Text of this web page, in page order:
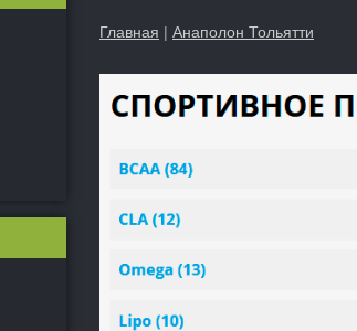
Главная | Анаполон Тольятти